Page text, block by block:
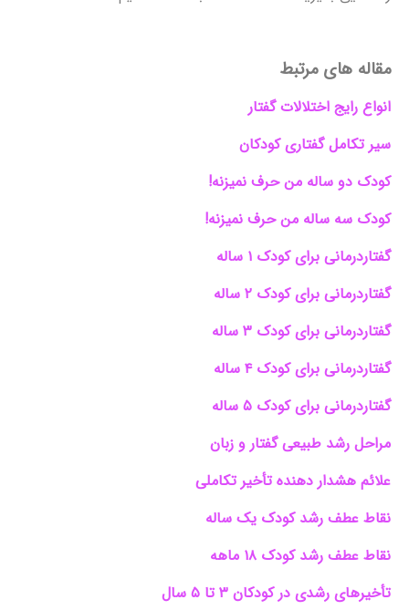
مقاله های مرتبط
انواع رایج اختلالات گفتار
سیر تکامل گفتاری کودکان
کودک دو ساله من حرف نمیزنه!
کودک سه ساله من حرف نمیزنه!
گفتاردرمانی برای کودک ۱ ساله
گفتاردرمانی برای کودک ۲ ساله
گفتاردرمانی برای کودک ۳ ساله
گفتاردرمانی برای کودک ۴ ساله
گفتاردرمانی برای کودک ۵ ساله
مراحل رشد طبیعی گفتار و زبان
علائم هشدار دهنده تأخیر تکاملی
نقاط عطف رشد کودک یک ساله
نقاط عطف رشد کودک ۱۸ ماهه
تأخیرهای رشدی در کودکان ۳ تا ۵ سال